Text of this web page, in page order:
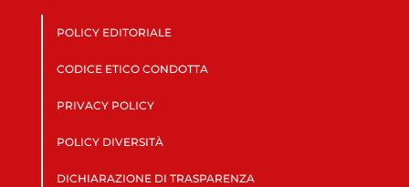
POLICY EDITORIALE
CODICE ETICO CONDOTTA
PRIVACY POLICY
POLICY DIVERSITÀ
DICHIARAZIONE DI TRASPARENZA